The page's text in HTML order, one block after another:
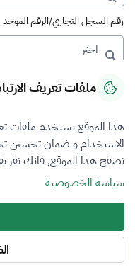
رقم السجل التجاري/الرقم الموحد
رقم الترخيص
التصنيف
VFR2
فرع التقييم
ملفات تعريف
هذا الموقع يستخدم ملفات
الاستخدام و ضمان تحسين
تصفح هذا الموقع, فانك تقر
سياسة الخصوصية